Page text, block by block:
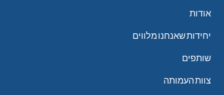
אודות
יחידות שאנחנו מלווים
שותפים
צוות העמותה